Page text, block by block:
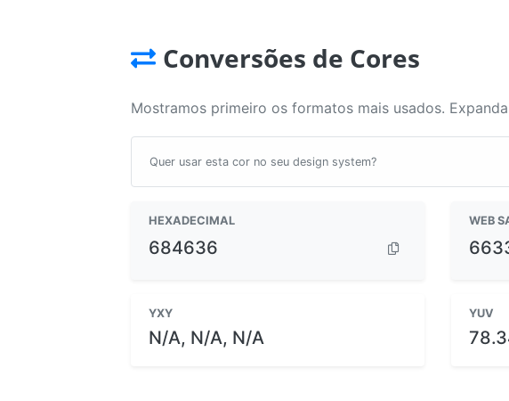
Conversões de Cores
Mostramos primeiro os formatos mais usados.
Quer usar esta cor no seu design system?
HEXADECIMAL
684636
WEB
YXY
N/A, N/A, N/A
YUV